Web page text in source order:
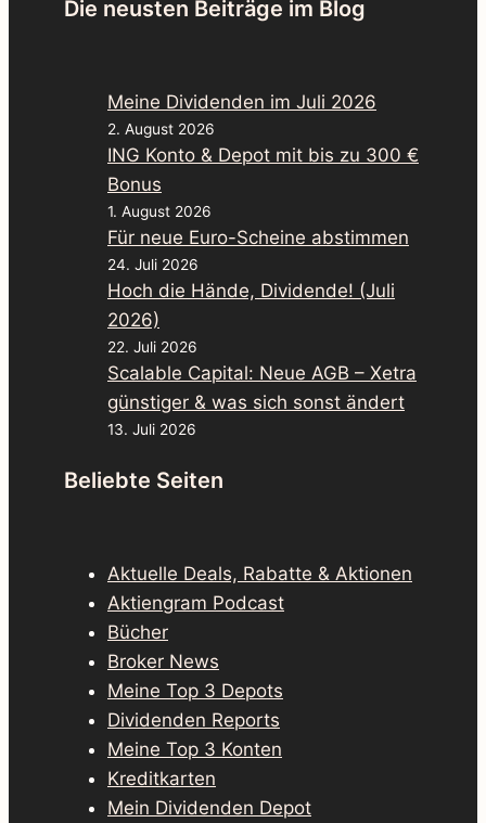
Die neusten Beiträge im Blog
Meine Dividenden im Juli 2026
2. August 2026
ING Konto & Depot mit bis zu 300 €
Bonus
1. August 2026
Für neue Euro-Scheine abstimmen
24. Juli 2026
Hoch die Hände, Dividende! (Juli
2026)
22. Juli 2026
Scalable Capital: Neue AGB – Xetra
günstiger & was sich sonst ändert
13. Juli 2026
Beliebte Seiten
Aktuelle Deals, Rabatte & Aktionen
Aktiengram Podcast
Bücher
Broker News
Meine Top 3 Depots
Dividenden Reports
Meine Top 3 Konten
Kreditkarten
Mein Dividenden Depot